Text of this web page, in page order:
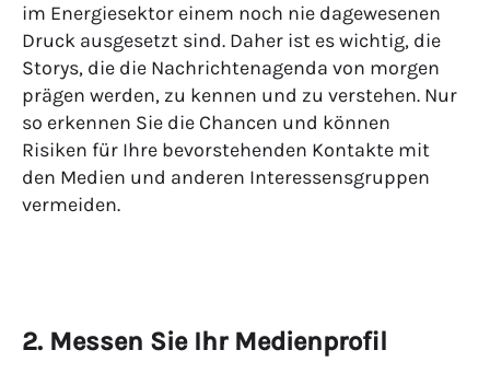
im Energiesektor einem noch nie dagewesenen
Druck ausgesetzt sind. Daher ist es wichtig, die
Storys, die die Nachrichtenagenda von morgen
prägen werden, zu kennen und zu verstehen. Nur
so erkennen Sie die Chancen und können
Risiken für Ihre bevorstehenden Kontakte mit
den Medien und anderen Interessensgruppen
vermeiden.
2. Messen Sie Ihr Medienprofil